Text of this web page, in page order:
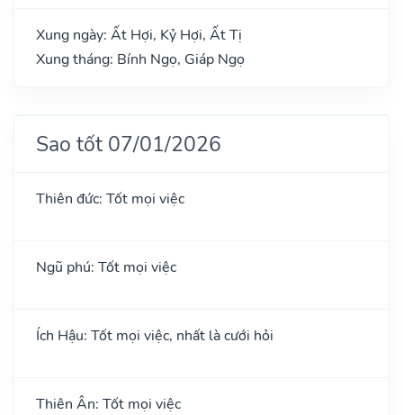
Xung ngày: Ất Hợi, Kỷ Hợi, Ất Tị
Xung tháng: Bính Ngọ, Giáp Ngọ
Sao tốt 07/01/2026
Thiên đức: Tốt mọi việc
Ngũ phú: Tốt mọi việc
Ích Hậu: Tốt mọi việc, nhất là cưới hỏi
Thiên Ân: Tốt mọi việc